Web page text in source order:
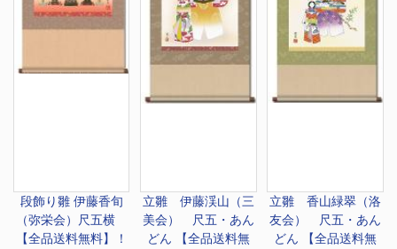
段飾り雛 伊藤香旬
（弥栄会）尺五横
【全品送料無料】！
立雛 伊藤渓山（三
美会） 尺五・あん
どん 【全品送料無
立雛 香山緑翠（洛
友会） 尺五・あん
どん 【全品送料無